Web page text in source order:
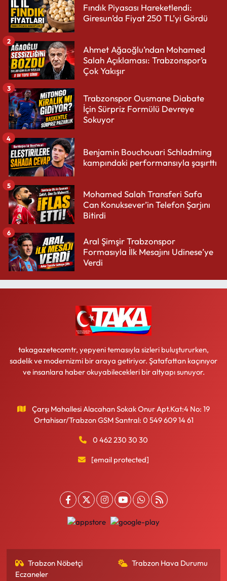
Fındık Piyasası Hareketlendi:
Giresun’da Fiyat 250 TL’yi Gördü
Ahmet Ağaoğlu’ndan Mohamed
Salah Açıklaması: Trabzonspor’a
Çok Yakışır
2
Trabzonspor Ousmane Diabate
İçin Sürpriz Formülü Devreye
Sokuyor
3
Benjamin Bouchouari Schladming
kampındaki performansıyla şaşırttı
4
Mohamed Salah Transferi Safa
Can Konuksever’in Telefon Şarjını
Bitirdi
5
Aral Şimşir Trabzonspor
Formasıyla İlk Mesajını Udinese’ye
Verdi
6
takagazetecomtr, yepyeni temasıyla sizleri buluştururken,
sadelik ve modernizmi bir araya getiriyor. Şatafattan kaçınıyor
ve insanlara haber okuyabilecekleri bir altyapı sunuyor.
Çarşı Mahallesi Alacahan Sokak Onur Apt.Kat:4 No: 19
Ortahisar/Trabzon GSM Santral: 0 549 609 14 61
0 462 230 30 30
[email protected]
Trabzon Nöbetçi
Eczaneler
Trabzon Hava Durumu